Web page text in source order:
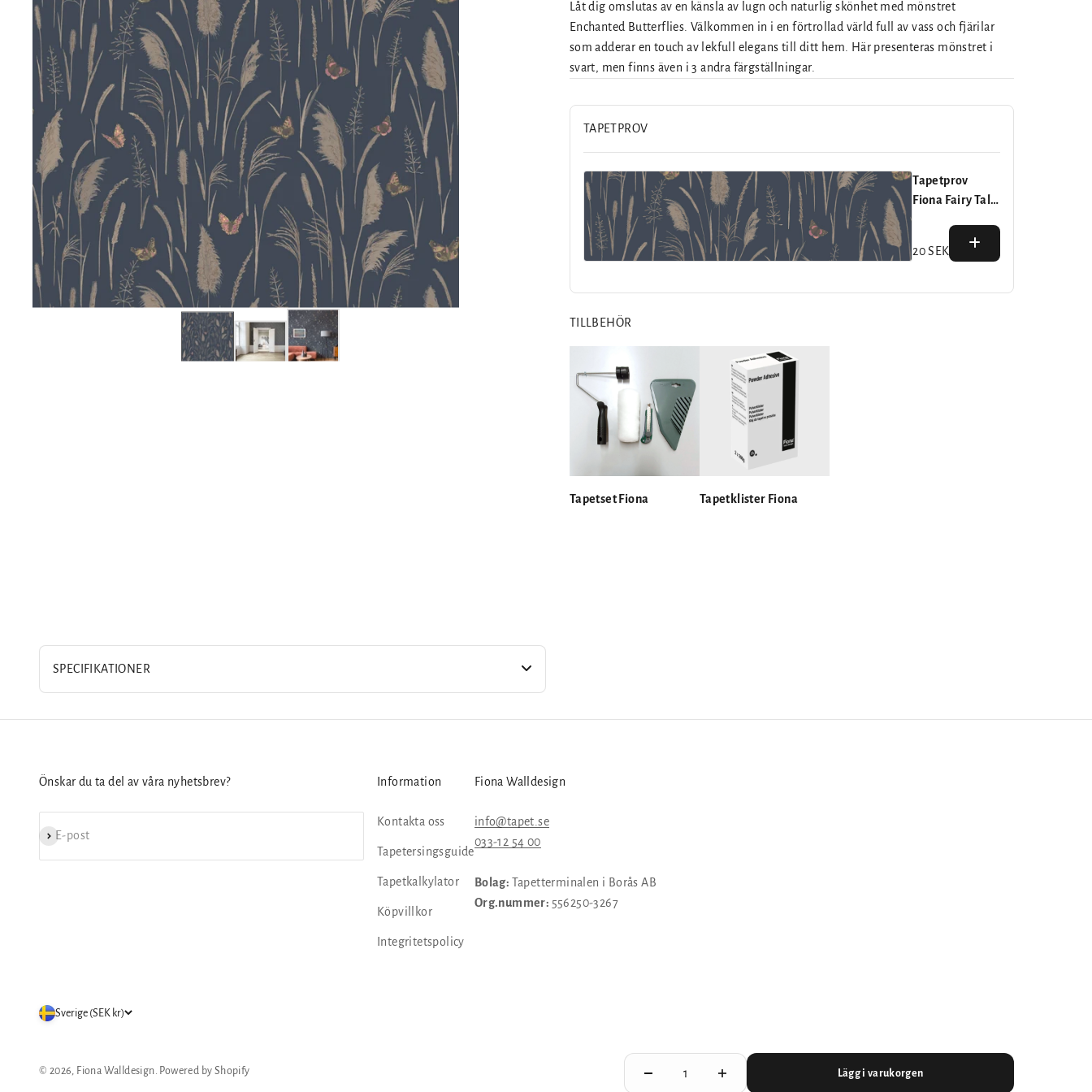
Lägg i varukorgen
Låt dig omslutas av en känsla av lugn och naturlig skönhet med mönstret
Enchanted Butterflies. Välkommen in i en förtrollad värld full av vass och fjärilar
som adderar en touch av lekfull elegans till ditt hem. Här presenteras mönstret i
svart, men finns även i 3 andra färgställningar.
TAPETPROV
Tapetprov
Fiona Fairy Tale
Butterflies
20 SEK
TILLBEHÖR
Tapetset Fiona Tapetklister Fiona
SPECIFIKATIONER
Önskar du ta del av våra nyhetsbrev?
E-post
Prenumerera
Information
Kontakta oss
Tapetersingsguide
Tapetkalkylator
Köpvillkor
Integritetspolicy
Fiona Walldesign
info@tapet.se
033-12 54 00
Bolag: Tapetterminalen i Borås AB
Org.nummer: 556250-3267
Sverige (SEK kr)
© 2026, Fiona Walldesign. Powered by Shopify